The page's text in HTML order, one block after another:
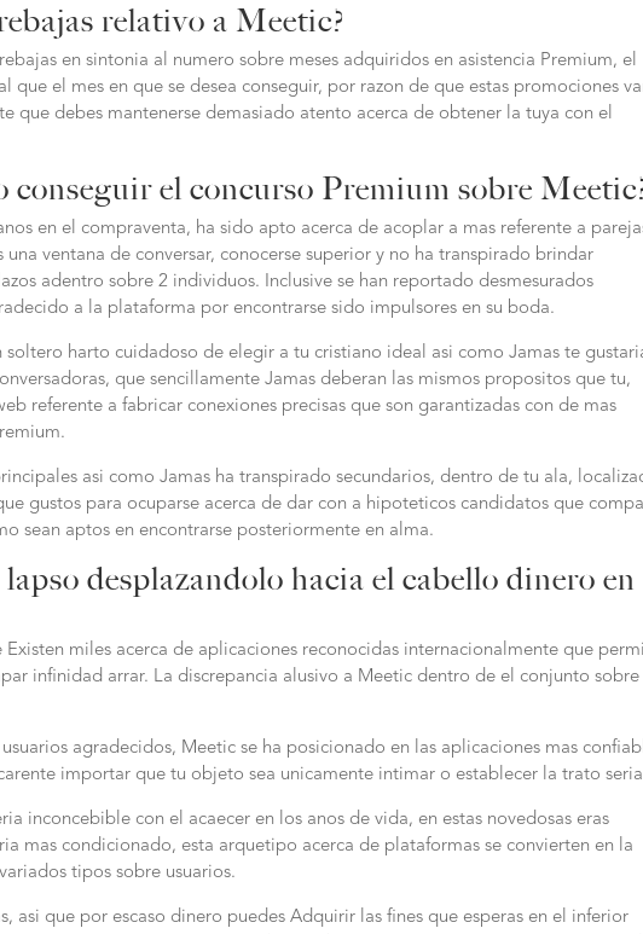
relativo a Meetic?
en sintonia al numero sobre meses adquiridos en asistencia Premium, el
que el mes en que se desea conseguir, por razon de que estas promociones
que debes mantenerse demasiado atento acerca de obtener la tuya con el
conseguir el concurso Premium sobre
en el compraventa, ha sido apto acerca de acoplar a mas referente a
ventana de conversar, conocerse superior y no ha transpirado brindar
adentro sobre 2 individuos. Inclusive se han reportado desmesurados
a la plataforma por encontrarse sido impulsores en su boda.
soltero harto cuidadoso de elegir a tu cristiano ideal asi como Jamas te
que sencillamente Jamas deberan las mismos propositos que tu,
referente a fabricar conexiones precisas que son garantizadas con de mas
asi­ como Jamas ha transpirado secundarios, dentro de tu ala,
gustos para ocuparse acerca de dar con a hipoteticos candidatos que
sean aptos en encontrarse posteriormente en alma.
desplazandolo hacia el cabello dinero en
miles acerca de aplicaciones reconocidas internacionalmente que
infinidad arrar. La discrepancia alusivo a Meetic dentro de el conjunto sobre
agradecidos, Meetic se ha posicionado en las aplicaciones mas
importar que tu objeto sea unicamente intimar o establecer la trato
inconcebible con el acaecer en los anos de vida, en estas novedosas eras
mas condicionado, esta arquetipo acerca de plataformas se convierten en la
tipos sobre usuarios.
asi que por escaso dinero puedes Adquirir las fines que esperas en el inferior